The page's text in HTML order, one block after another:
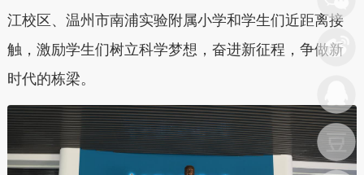
江校区、温州市南浦实验附属小学和学生们近距离接
触，激励学生们树立科学梦想，奋进新征程，争做新
时代的栋梁。